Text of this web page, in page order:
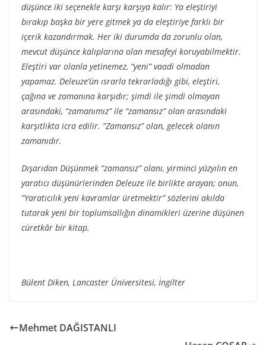
düşünce iki seçenekle karşı karşıya kalır: Ya eleştiriyi
bırakıp başka bir yere gitmek ya da eleştiriye farklı bir
içerik kazandırmak. Her iki durumda da zorunlu olan,
mevcut düşünce kalıplarına olan mesafeyi koruyabilmektir.
Eleştiri var olanla yetinemez, “yeni” vaadi olmadan
yapamaz. Deleuze’ün ısrarla tekrarladığı gibi, eleştiri,
çağına ve zamanına karşıdır; şimdi ile şimdi olmayan
arasındaki, “zamanımız” ile “zamansız” olan arasındaki
karşıtlıkta icra edilir. “Zamansız” olan, gelecek olanın
zamanıdır.
Dışarıdan Düşünmek “zamansız” olanı, yirminci yüzyılın en
yaratıcı düşünürlerinden Deleuze ile birlikte arayan; onun,
“Yaratıcılık yeni kavramlar üretmektir” sözlerini akılda
tutarak yeni bir toplumsallığın dinamikleri üzerine düşünen
cüretkâr bir kitap.
Bülent Diken, Lancaster Üniversitesi, İngilter
Mehmet DAĞISTANLI